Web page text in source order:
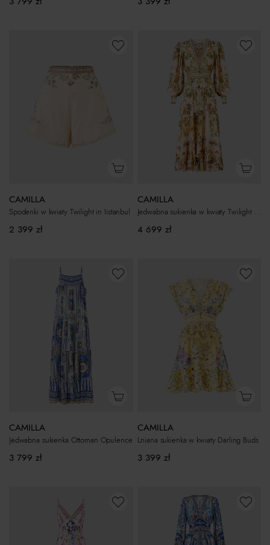
CAMILLA
Spodenki w kwiaty Twilight in Iistanbul
2 399 zł
CAMILLA
Jedwabna sukienka w kwiaty Twilight in Iistanbul
4 699 zł
CAMILLA
Jedwabna sukienka Ottoman Opulence
3 799 zł
CAMILLA
Lniana sukienka w kwiaty Darling Buds
3 399 zł